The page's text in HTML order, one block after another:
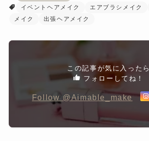
イベントヘアメイク
エアブラシメイク
メイク
出張ヘアメイク
この記事が気に入ったら
フォローしてね！
Follow @Aimable_make